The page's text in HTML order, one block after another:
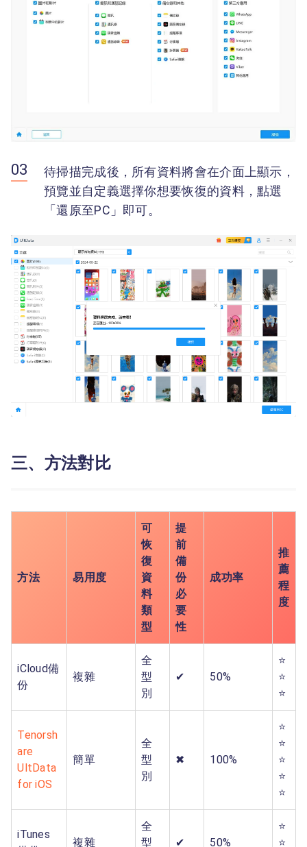
待掃描完成後，所有資料將會在介面上顯示，
預覽並自定義選擇你想要恢復的資料，點選
「還原至PC」即可。
三、方法對比
方法 易用度
可
恢
復
資
料
類
型
提
前
備
份
必
要
性
成功率
推
薦
程
度
iCloud備
份
複雜
全
型
別
✔ 50%
⭐
⭐
⭐
Tenorsh
are
UltData
for iOS
簡單
全
型
別
✖ 100%
⭐
⭐
⭐
⭐
⭐
iTunes
複雜
全
型
✔ 50%
⭐
⭐